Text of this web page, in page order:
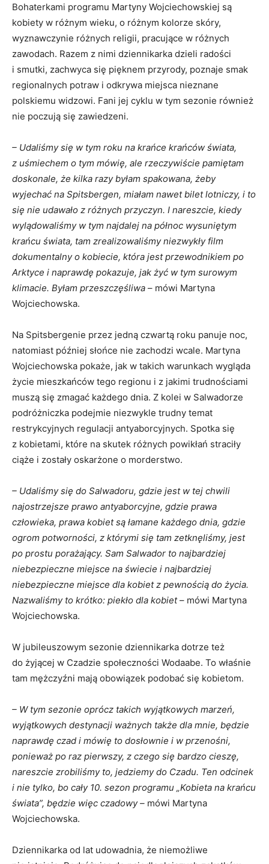
Bohaterkami programu Martyny Wojciechowskiej są
kobiety w różnym wieku, o różnym kolorze skóry,
wyznawczynie różnych religii, pracujące w różnych
zawodach. Razem z nimi dziennikarka dzieli radości
i smutki, zachwyca się pięknem przyrody, poznaje smak
regionalnych potraw i odkrywa miejsca nieznane
polskiemu widzowi. Fani jej cyklu w tym sezonie również
nie poczują się zawiedzeni.
– Udaliśmy się w tym roku na krańce krańców świata,
z uśmiechem o tym mówię, ale rzeczywiście pamiętam
doskonale, że kilka razy byłam spakowana, żeby
wyjechać na Spitsbergen, miałam nawet bilet lotniczy, i to
się nie udawało z różnych przyczyn. I nareszcie, kiedy
wylądowaliśmy w tym najdalej na północ wysuniętym
krańcu świata, tam zrealizowaliśmy niezwykły film
dokumentalny o kobiecie, która jest przewodnikiem po
Arktyce i naprawdę pokazuje, jak żyć w tym surowym
klimacie. Byłam przeszczęśliwa – mówi Martyna
Wojciechowska.
Na Spitsbergenie przez jedną czwartą roku panuje noc,
natomiast później słońce nie zachodzi wcale. Martyna
Wojciechowska pokaże, jak w takich warunkach wygląda
życie mieszkańców tego regionu i z jakimi trudnościami
muszą się zmagać każdego dnia. Z kolei w Salwadorze
podróżniczka podejmie niezwykle trudny temat
restrykcyjnych regulacji antyaborcyjnych. Spotka się
z kobietami, które na skutek różnych powikłań straciły
ciąże i zostały oskarżone o morderstwo.
– Udaliśmy się do Salwadoru, gdzie jest w tej chwili
najostrzejsze prawo antyaborcyjne, gdzie prawa
człowieka, prawa kobiet są łamane każdego dnia, gdzie
ogrom potworności, z którymi się tam zetknęliśmy, jest
po prostu porażający. Sam Salwador to najbardziej
niebezpieczne miejsce na świecie i najbardziej
niebezpieczne miejsce dla kobiet z pewnością do życia.
Nazwaliśmy to krótko: piekło dla kobiet– mówi Martyna
Wojciechowska.
W jubileuszowym sezonie dziennikarka dotrze też
do żyjącej w Czadzie społeczności Wodaabe. To właśnie
tam mężczyźni mają obowiązek podobać się kobietom.
– W tym sezonie oprócz takich wyjątkowych marzeń,
wyjątkowych destynacji ważnych także dla mnie, będzie
naprawdę czad i mówię to dosłownie i w przenośni,
ponieważ po raz pierwszy, z czego się bardzo cieszę,
nareszcie zrobiliśmy to, jedziemy do Czadu. Ten odcinek
i nie tylko, bo cały 10. sezon programu „Kobieta na krańcu
świata”, będzie więc czadowy – mówi Martyna
Wojciechowska.
Dziennikarka od lat udowadnia, że niemożliwe